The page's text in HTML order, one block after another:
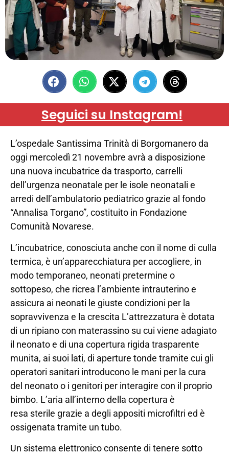
Seguici su Instagram!
L’ospedale Santissima Trinità di Borgomanero da
oggi mercoledì 21 novembre avrà a disposizione
una nuova incubatrice da trasporto, carrelli
dell’urgenza neonatale per le isole neonatali e
arredi dell’ambulatorio pediatrico grazie al fondo
“Annalisa Torgano”, costituito in Fondazione
Comunità Novarese.
L’incubatrice, conosciuta anche con il nome di culla
termica, è un’apparecchiatura per accogliere, in
modo temporaneo, neonati pretermine o
sottopeso, che ricrea l’ambiente intrauterino e
assicura ai neonati le giuste condizioni per la
sopravvivenza e la crescita L’attrezzatura è dotata
di un ripiano con materassino su cui viene adagiato
il neonato e di una copertura rigida trasparente
munita, ai suoi lati, di aperture tonde tramite cui gli
operatori sanitari introducono le mani per la cura
del neonato o i genitori per interagire con il proprio
bimbo. L’aria all’interno della copertura è
resa sterile grazie a degli appositi microfiltri ed è
ossigenata tramite un tubo.
Un sistema elettronico consente di tenere sotto